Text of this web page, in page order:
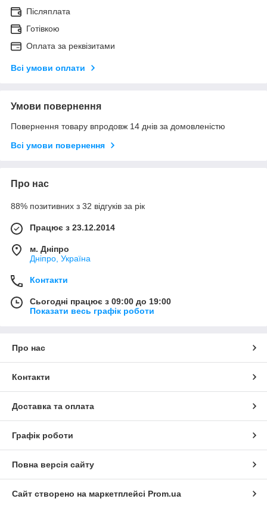
Післяплата
Готівкою
Оплата за реквізитами
Всі умови оплати
Умови повернення
Повернення товару впродовж 14 днів за домовленістю
Всі умови повернення
Про нас
88% позитивних з 32 відгуків за рік
Працює з 23.12.2014
м. Дніпро
Дніпро, Україна
Контакти
Сьогодні працює з 09:00 до 19:00
Показати весь графік роботи
Про нас
Контакти
Доставка та оплата
Графік роботи
Повна версія сайту
Сайт створено на маркетплейсі Prom.ua